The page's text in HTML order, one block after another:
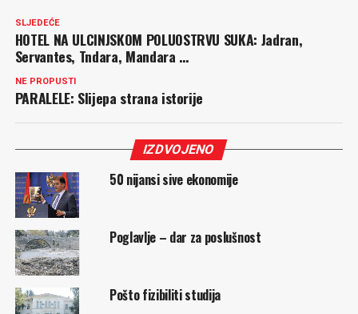
SLJEDEĆE
HOTEL NA ULCINJSKOM POLUOSTRVU SUKA: Jadran,
Servantes, Tndara, Mandara …
NE PROPUSTI
PARALELE: Slijepa strana istorije
IZDVOJENO
50 nijansi sive ekonomije
Poglavlje – dar za poslušnost
Pošto fizibiliti studija